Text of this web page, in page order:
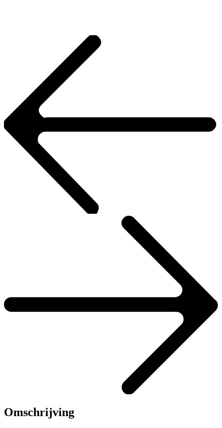
Omschrijving